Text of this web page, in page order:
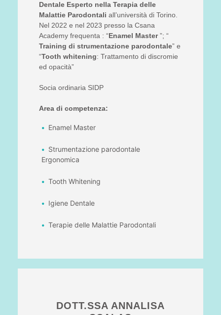
Dentale Esperto nella Terapia delle
Malattie Parodontaliall’università di Torino.
Nel 2022 e nel 2023 presso la Csana
Academy frequenta : “Enamel Master”; “
Training di strumentazione parodontale” e
“Tooth whitening: Trattamento di discromie
ed opacità”
Socia ordinaria SIDP
Area di competenza:
Enamel Master
Strumentazione parodontale
Ergonomica
Tooth Whitening
Igiene Dentale
Terapie delle Malattie Parodontali
DOTT.SSA ANNALISA